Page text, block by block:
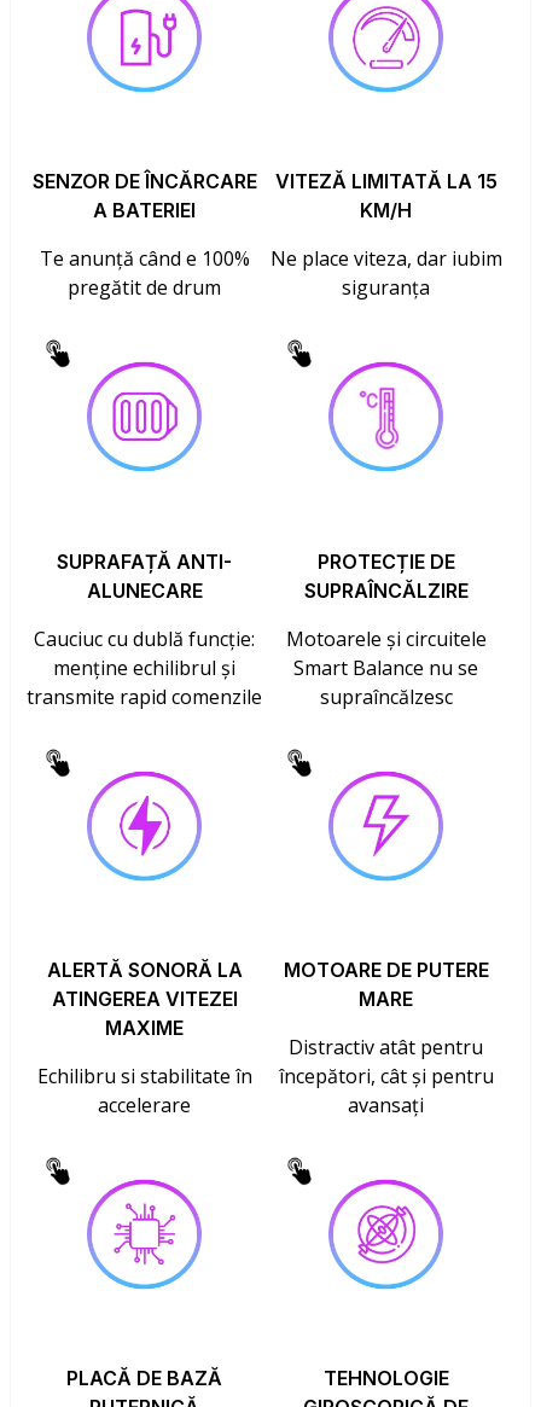
SENZOR DE ÎNCĂRCARE
A BATERIEI
Te anunță când e 100%
pregătit de drum
VITEZĂ LIMITATĂ LA 15
KM/H
Ne place viteza, dar iubim
siguranța
SUPRAFAȚĂ ANTI-
ALUNECARE
Cauciuc cu dublă funcție:
menține echilibrul și
transmite rapid comenzile
PROTECȚIE DE
SUPRAÎNCĂLZIRE
Motoarele și circuitele
Smart Balance nu se
supraîncălzesc
ALERTĂ SONORĂ LA
ATINGEREA VITEZEI
MAXIME
Echilibru si stabilitate în
accelerare
MOTOARE DE PUTERE
MARE
Distractiv atât pentru
începători, cât și pentru
avansați
PLACĂ DE BAZĂ
TEHNOLOGIE